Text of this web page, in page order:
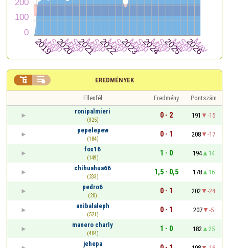
EREDMÉNYEK
 
Ellenfél Eredmény
Pontszám
ronipalmieri
(325)
0 - 2 191
-15
pepelepew
(184)
0 - 1 208
-17
fox16
(149)
1 - 0 194
14
chihuahua66
(233)
1,5 - 0,5 178
16
pedro6
(20)
0 - 1 202
-24
anibalaleph
(521)
0 - 1 207
-5
manero charly
(404)
1 - 0 182
25
jehepa